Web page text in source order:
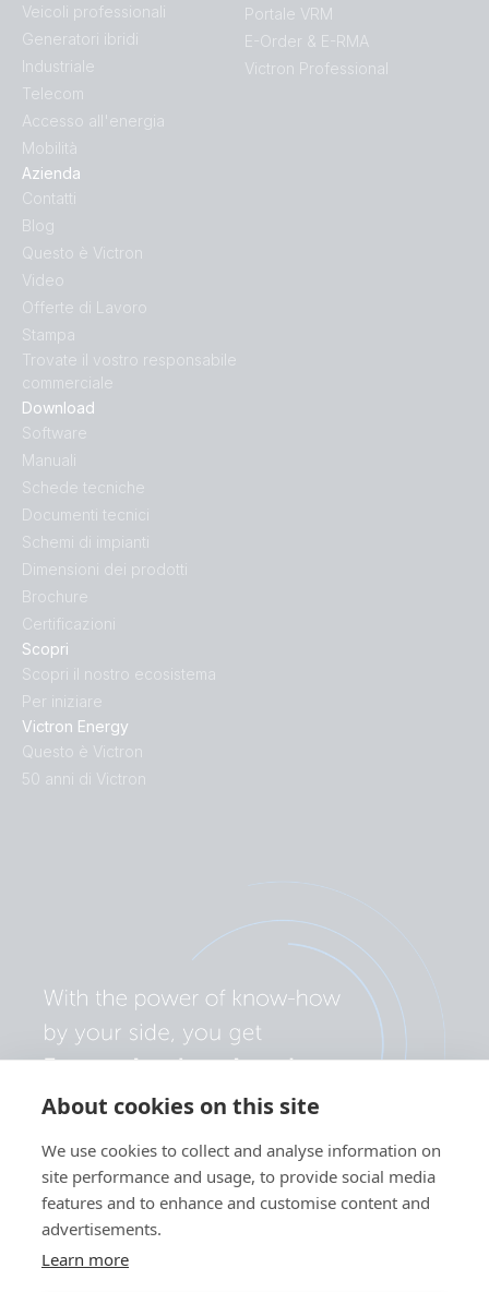
About cookies on this site
We use cookies to collect and analyse information on
site performance and usage, to provide social media
features and to enhance and customise content and
advertisements.
Learn more
Scopri
Scopri il nostro ecosistema
Per iniziare
Victron Energy
Questo è Victron
50 anni di Victron
Download
Software
Manuali
Schede tecniche
Documenti tecnici
Schemi di impianti
Dimensioni dei prodotti
Brochure
Certificazioni
Veicoli professionali
Generatori ibridi
Industriale
Telecom
Accesso all'energia
Mobilità
Azienda
Contatti
Blog
Questo è Victron
Video
Offerte di Lavoro
Stampa
Trovate il vostro responsabile
commerciale
Portale VRM
E-Order & E-RMA
Victron Professional